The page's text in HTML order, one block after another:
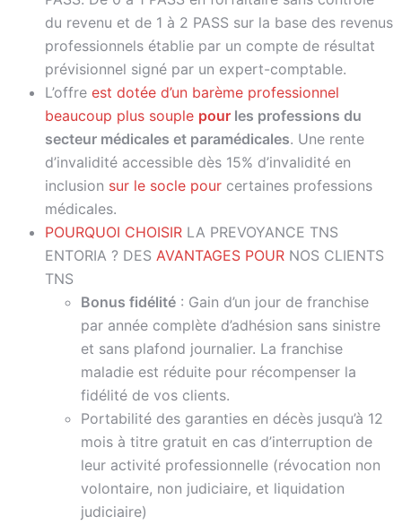
du revenu et de 1 à 2 PASS sur la base des revenus
professionnels établie par un compte de résultat
prévisionnel signé par un expert-comptable.
L’offre est dotée d’un barème professionnel
beaucoup plus souple pour les professions du
secteur médicales et paramédicales. Une rente
d’invalidité accessible dès 15% d’invalidité en
inclusion sur le socle pour certaines professions
médicales.
POURQUOI CHOISIR LA PREVOYANCE TNS
ENTORIA ? DES AVANTAGES POUR NOS CLIENTS
TNS
Bonus fidélité : Gain d’un jour de franchise
par année complète d’adhésion sans sinistre
et sans plafond journalier. La franchise
maladie est réduite pour récompenser la
fidélité de vos clients.
Portabilité des garanties en décès jusqu’à 12
mois à titre gratuit en cas d’interruption de
leur activité professionnelle (révocation non
volontaire, non judiciaire, et liquidation
judiciaire)